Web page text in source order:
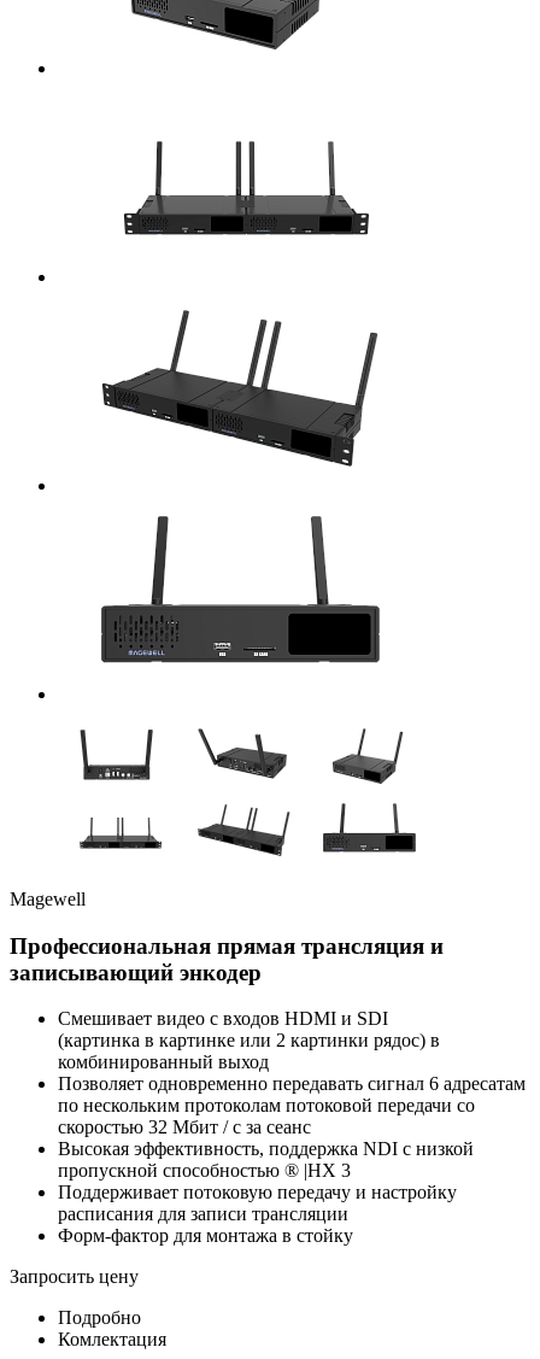
Magewell
Профессиональная прямая трансляция и
записывающий энкодер
Смешивает видео с входов HDMI и SDI
(картинка в картинке или 2 картинки рядос) в
комбинированный выход
Позволяет одновременно передавать сигнал 6 адресатам
по нескольким протоколам потоковой передачи со
скоростью 32 Мбит / с за сеанс
Высокая эффективность, поддержка NDI с низкой
пропускной способностью ® |HX 3
Поддерживает потоковую передачу и настройку
расписания для записи трансляции
Форм-фактор для монтажа в стойку
Запросить цену
Подробно
Комлектация